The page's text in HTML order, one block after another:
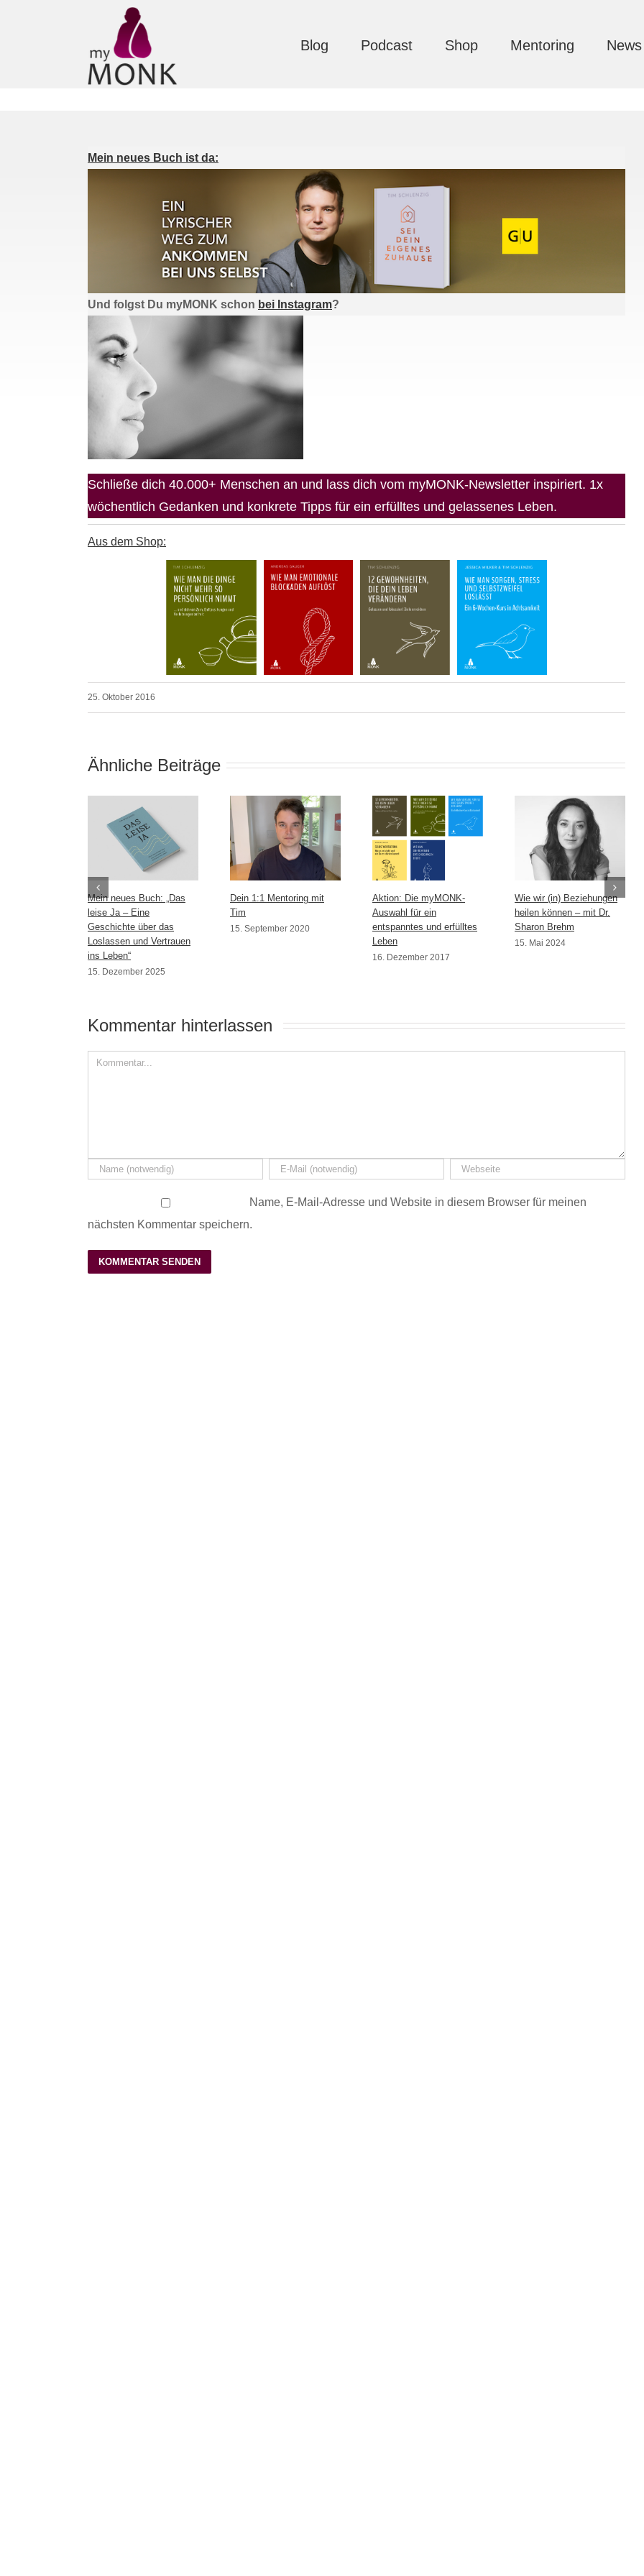
Blog Podcast Shop Mentoring News
Mein neues Buch ist da:
Und folgst Du myMONK schon bei Instagram?
Schließe dich 40.000+ Menschen an und lass dich vom myMONK-Newsletter inspiriert. 1x
wöchentlich Gedanken und konkrete Tipps für ein erfülltes und gelassenes Leben.
Aus dem Shop:
25. Oktober 2016
Ähnliche Beiträge
Mein neues Buch: „Das
leise Ja – Eine
Geschichte über das
Loslassen und Vertrauen
ins Leben“
15. Dezember 2025
Dein 1:1 Mentoring mit
Tim
15. September 2020
Aktion: Die myMONK-
Auswahl für ein
entspanntes und erfülltes
Leben
16. Dezember 2017
Wie wir (in) Beziehungen
heilen können – mit Dr.
Sharon Brehm
15. Mai 2024
Kommentar hinterlassen
Name, E-Mail-Adresse und Website in diesem Browser für meinen
nächsten Kommentar speichern.